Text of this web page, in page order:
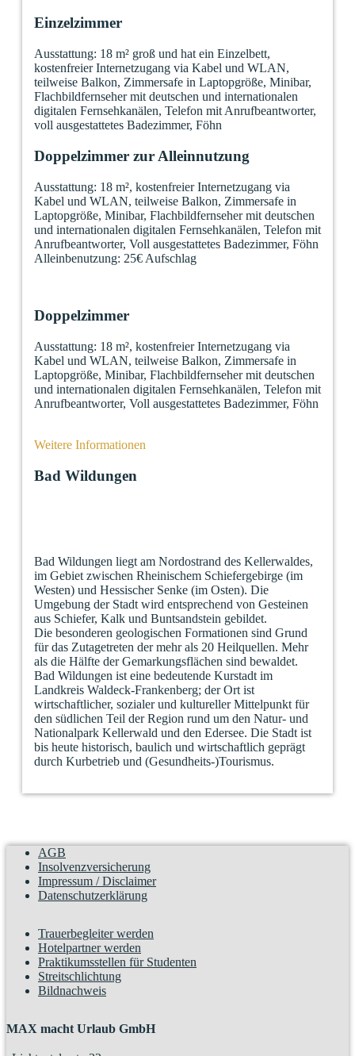
Einzelzimmer
Ausstattung: 18 m² groß und hat ein Einzelbett,
kostenfreier Internetzugang via Kabel und WLAN,
teilweise Balkon, Zimmersafe in Laptopgröße, Minibar,
Flachbildfernseher mit deutschen und internationalen
digitalen Fernsehkanälen, Telefon mit Anrufbeantworter,
voll ausgestattetes Badezimmer, Föhn
Doppelzimmer zur Alleinnutzung
Ausstattung: 18 m², kostenfreier Internetzugang via
Kabel und WLAN, teilweise Balkon, Zimmersafe in
Laptopgröße, Minibar, Flachbildfernseher mit deutschen
und internationalen digitalen Fernsehkanälen, Telefon mit
Anrufbeantworter, Voll ausgestattetes Badezimmer, Föhn
Alleinbenutzung: 25€ Aufschlag
Doppelzimmer
Ausstattung: 18 m², kostenfreier Internetzugang via
Kabel und WLAN, teilweise Balkon, Zimmersafe in
Laptopgröße, Minibar, Flachbildfernseher mit deutschen
und internationalen digitalen Fernsehkanälen, Telefon mit
Anrufbeantworter, Voll ausgestattetes Badezimmer, Föhn
Weitere Informationen
Bad Wildungen
Bad Wildungen liegt am Nordostrand des Kellerwaldes,
im Gebiet zwischen Rheinischem Schiefergebirge (im
Westen) und Hessischer Senke (im Osten). Die
Umgebung der Stadt wird entsprechend von Gesteinen
aus Schiefer, Kalk und Buntsandstein gebildet.
Die besonderen geologischen Formationen sind Grund
für das Zutagetreten der mehr als 20 Heilquellen. Mehr
als die Hälfte der Gemarkungsflächen sind bewaldet.
Bad Wildungen ist eine bedeutende Kurstadt im
Landkreis Waldeck-Frankenberg; der Ort ist
wirtschaftlicher, sozialer und kultureller Mittelpunkt für
den südlichen Teil der Region rund um den Natur- und
Nationalpark Kellerwald und den Edersee. Die Stadt ist
bis heute historisch, baulich und wirtschaftlich geprägt
durch Kurbetrieb und (Gesundheits-)Tourismus.
AGB
Insolvenzversicherung
Impressum / Disclaimer
Datenschutzerklärung
Trauerbegleiter werden
Hotelpartner werden
Praktikumsstellen für Studenten
Streitschlichtung
Bildnachweis
MAX macht Urlaub GmbH